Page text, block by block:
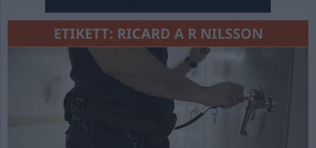
ETIKETT: RICARD A R NILSSON